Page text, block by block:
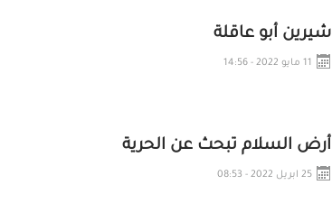
شيرين أبو عاقلة
11 مايو 2022 - 14:56
أرض السلام تبحث عن الحرية
25 ابريل 2022 - 08:53